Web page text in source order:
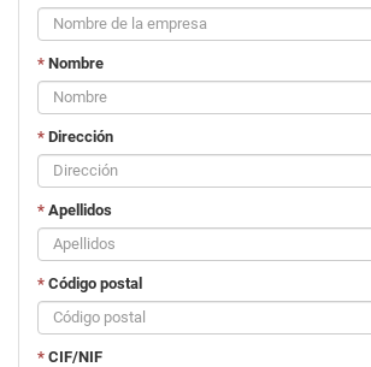
* Nombre
* Dirección
* Apellidos
* Código postal
* CIF/NIF